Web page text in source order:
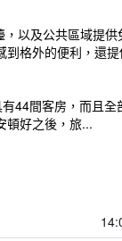
以及公共區域提
到格外的便利，還
44間客房，而且全
頓好之後，旅...